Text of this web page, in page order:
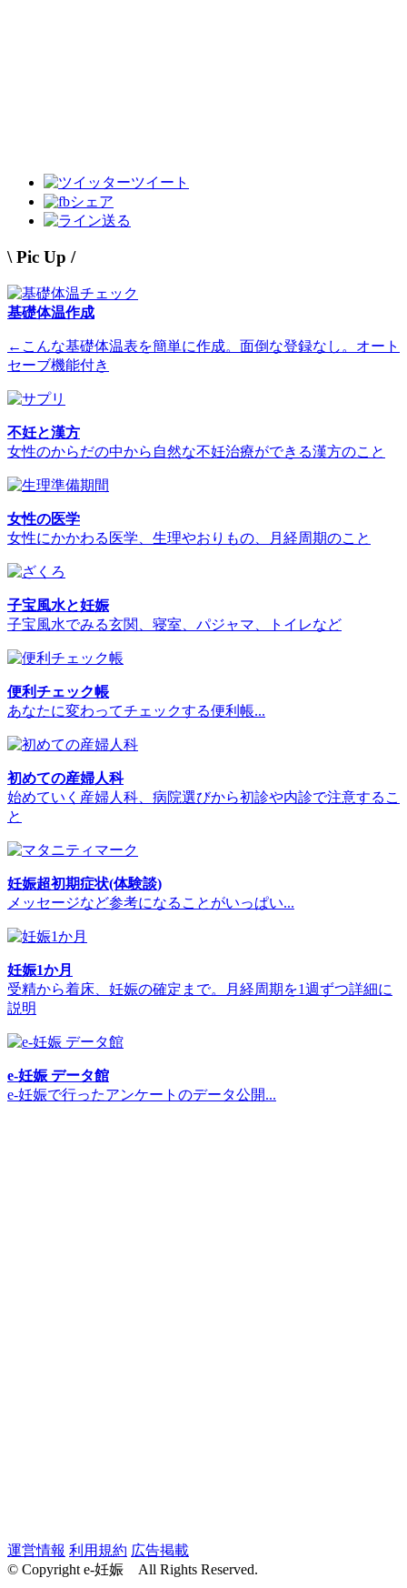
ツイート
シェア
送る
\ Pic Up /
基礎体温作成
←こんな基礎体温表を簡単に作成。面倒な登録なし。オート
セーブ機能付き
不妊と漢方
女性のからだの中から自然な不妊治療ができる漢方のこと
女性の医学
女性にかかわる医学、生理やおりもの、月経周期のこと
子宝風水と妊娠
子宝風水でみる玄関、寝室、パジャマ、トイレなど
便利チェック帳
あなたに変わってチェックする便利帳...
初めての産婦人科
始めていく産婦人科、病院選びから初診や内診で注意するこ
と
妊娠超初期症状(体験談)
メッセージなど参考になることがいっぱい...
妊娠1か月
受精から着床、妊娠の確定まで。月経周期を1週ずつ詳細に
説明
e-妊娠 データ館
e-妊娠で行ったアンケートのデータ公開...
運営情報 利用規約 広告掲載
© Copyright e-妊娠 All Rights Reserved.